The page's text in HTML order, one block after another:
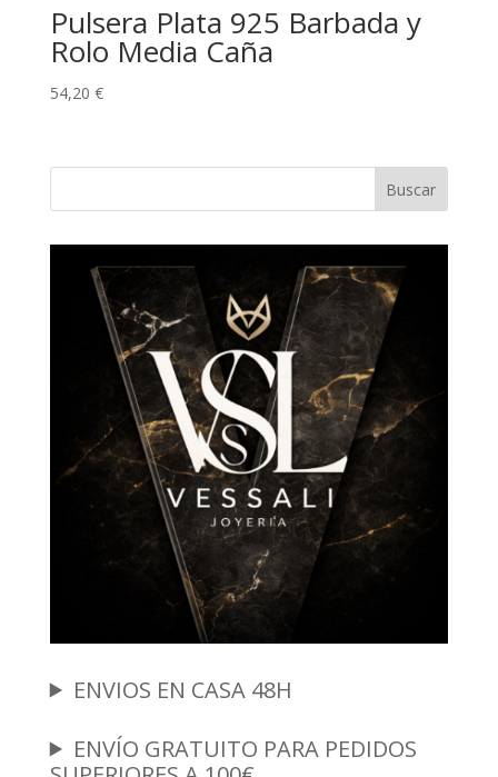
Pulsera Plata 925 Barbada y
Rolo Media Caña
54,20 €
Buscar
ENVIOS EN CASA 48H
ENVÍO GRATUITO PARA PEDIDOS